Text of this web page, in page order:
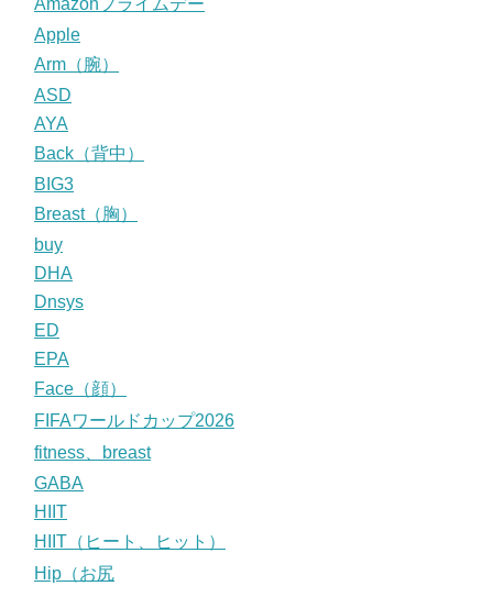
Amazonプライムデー
Apple
Arm（腕）
ASD
AYA
Back（背中）
BIG3
Breast（胸）
buy
DHA
Dnsys
ED
EPA
Face（顔）
FIFAワールドカップ2026
fitness、breast
GABA
HIIT
HIIT（ヒート、ヒット）
Hip（お尻